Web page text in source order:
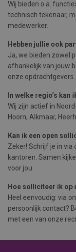
Wij bieden o.a.
technisch tekenaar,
medewerker.
Hebben jullie ook
Ja, we bieden zowel
afhankelijk van jouw
onze opdrachtgevers.
In welke regio’s kan
Wij zijn actief in
Hoorn, Alkmaar,
Kan ik een open
Zeker! Schrijf je in
kantoren. Samen
voor jou.
Hoe solliciteer ik op
Heel eenvoudig: via
persoonlijk contact?
met een van onze